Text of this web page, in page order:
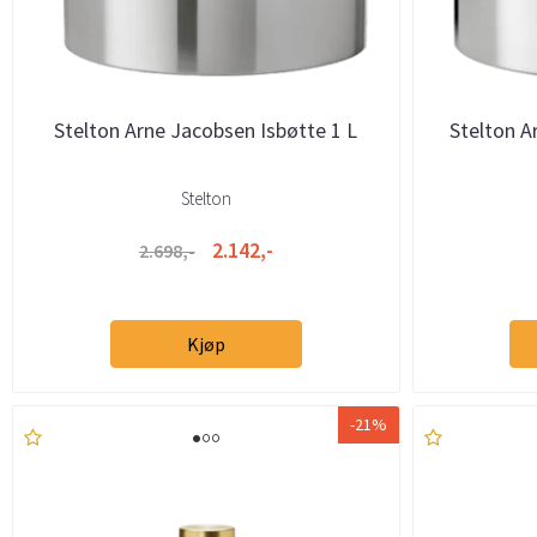
Stelton Arne Jacobsen Isbøtte 1 L
Stelton
2.698,- 2.142,-
Kjøp
Stelton
-21%